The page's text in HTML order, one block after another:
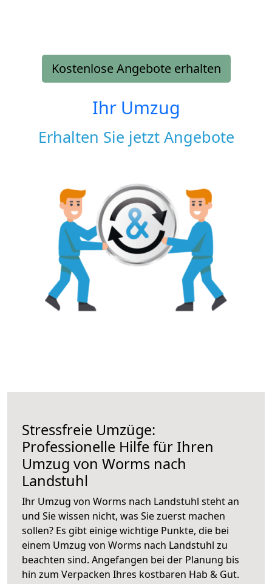
Kostenlose Angebote erhalten
Ihr Umzug
Erhalten Sie jetzt Angebote
Stressfreie Umzüge:
Professionelle Hilfe für Ihren
Umzug von Worms nach
Landstuhl
Ihr Umzug von Worms nach Landstuhl steht an
und Sie wissen nicht, was Sie zuerst machen
sollen? Es gibt einige wichtige Punkte, die bei
einem Umzug von Worms nach Landstuhl zu
beachten sind. Angefangen bei der Planung bis
hin zum Verpacken Ihres kostbaren Hab & Gut.